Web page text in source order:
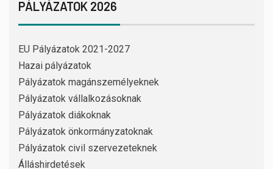
PÁLYÁZATOK 2026
EU Pályázatok 2021-2027
Hazai pályázatok
Pályázatok magánszemélyeknek
Pályázatok vállalkozásoknak
Pályázatok diákoknak
Pályázatok önkormányzatoknak
Pályázatok civil szervezeteknek
Álláshirdetések